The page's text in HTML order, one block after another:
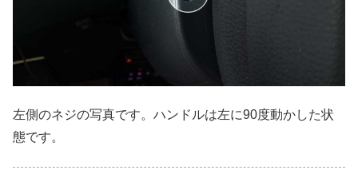
左側のネジの写真です。ハンドルは左に90度動かした状
態です。